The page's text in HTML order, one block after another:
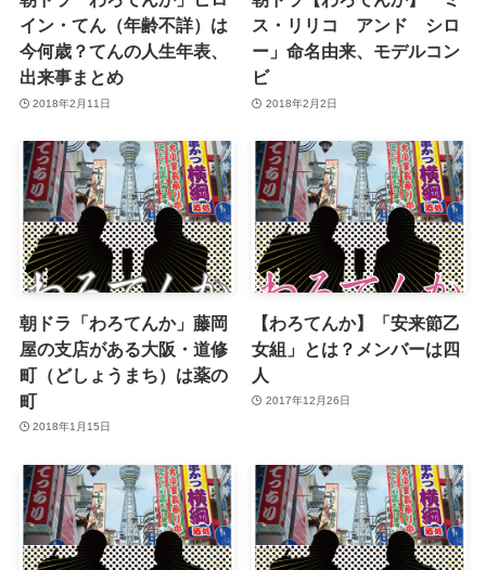
イン・てん（年齢不詳）は
今何歳？てんの人生年表、
出来事まとめ
2018年2月11日
ス・リリコ アンド シロ
ー」命名由来、モデルコン
ビ
2018年2月2日
朝ドラ「わろてんか」藤岡
屋の支店がある大阪・道修
町（どしょうまち）は薬の
町
2018年1月15日
【わろてんか】「安来節乙
女組」とは？メンバーは四
人
2017年12月26日